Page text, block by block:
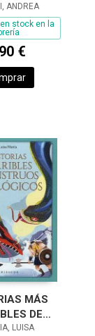
ANDREA
stock en la
€
MÁS
DE
LUISA